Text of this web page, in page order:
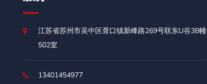
江苏省苏州市吴中区胥口镇新峰路269号联东U谷3B幢
502室
13401454977